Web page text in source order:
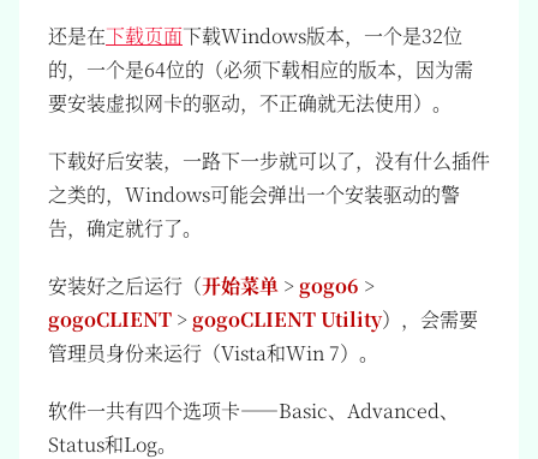
还是在下载页面下载Windows版本，一个是32位
的，一个是64位的（必须下载相应的版本，因为需
要安装虚拟网卡的驱动，不正确就无法使用）。
下载好后安装，一路下一步就可以了，没有什么插件
之类的，Windows可能会弹出一个安装驱动的警
告，确定就行了。
安装好之后运行（开始菜单 > gogo6 >
gogoCLIENT > gogoCLIENT Utility），会需要
管理员身份来运行（Vista和Win 7）。
软件一共有四个选项卡——Basic、Advanced、
Status和Log。